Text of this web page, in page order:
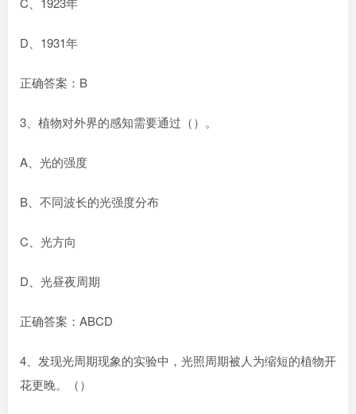
D、1931年
正确答案：B
3、植物对外界的感知需要通过（）。
A、光的强度
B、不同波长的光强度分布
C、光方向
D、光昼夜周期
正确答案：ABCD
4、发现光周期现象的实验中，光照周期被人为缩短的植物开
花更晚。（）